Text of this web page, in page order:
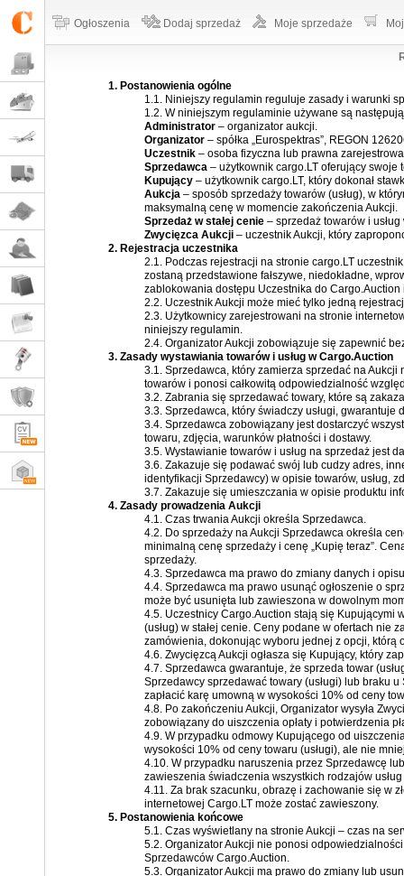
Ogłoszenia Dodaj sprzedaż Moje sprzedaże
1. Postanowienia ogólne
1.1. Niniejszy regulamin reguluje zasady i warunki
1.2. W niniejszym regulaminie używane są
Administrator – organizator aukcji.
Organizator – spółka „Eurospektras”, REGON
Uczestnik – osoba fizyczna lub prawna
Sprzedawca – użytkownik cargo.LT oferujący swoje
Kupujący – użytkownik cargo.LT, który dokonał
Aukcja – sposób sprzedaży towarów (usług), w
maksymalną cenę w momencie zakończenia Aukcji.
Sprzedaż w stałej cenie – sprzedaż towarów i
Zwycięzca Aukcji – uczestnik Aukcji, który
2. Rejestracja uczestnika
2.1. Podczas rejestracji na stronie cargo.LT
zostaną przedstawione fałszywe, niedokładne,
zablokowania dostępu Uczestnika do
2.2. Uczestnik Aukcji może mieć tylko jedną
2.3. Użytkownicy zarejestrowani na stronie
niniejszy regulamin.
2.4. Organizator Aukcji zobowiązuje się zapewnić
3. Zasady wystawiania towarów i usług w Cargo.Auction
3.1. Sprzedawca, który zamierza sprzedać na
towarów i ponosi całkowitą odpowiedzialność
3.2. Zabrania się sprzedawać towary, które są
3.3. Sprzedawca, który świadczy usługi,
3.4. Sprzedawca zobowiązany jest dostarczyć
towaru, zdjęcia, warunków płatności i dostawy.
3.5. Wystawianie towarów i usług na sprzedaż jest
3.6. Zakazuje się podawać swój lub cudzy adres,
identyfikacji Sprzedawcy) w opisie towarów, usług,
3.7. Zakazuje się umieszczania w opisie produktu
4. Zasady prowadzenia Aukcji
4.1. Czas trwania Aukcji określa Sprzedawca.
4.2. Do sprzedaży na Aukcji Sprzedawca określa
minimalną cenę sprzedaży i cenę „Kupię teraz”.
sprzedaży.
4.3. Sprzedawca ma prawo do zmiany danych i
4.4. Sprzedawca ma prawo usunąć ogłoszenie o
może być usunięta lub zawieszona w dowolnym
4.5. Uczestnicy Cargo.Auction stają się Kupującymi
(usług) w stałej cenie. Ceny podane w ofertach nie
zamówienia, dokonując wyboru jednej z opcji, którą
4.6. Zwycięzcą Aukcji ogłasza się Kupujący, który
4.7. Sprzedawca gwarantuje, że sprzeda towar
Sprzedawcy sprzedawać towary (usługi) lub braku
zapłacić karę umowną w wysokości 10% od ceny
4.8. Po zakończeniu Aukcji, Organizator wysyła
zobowiązany do uiszczenia opłaty i potwierdzenia
4.9. W przypadku odmowy Kupującego od
wysokości 10% od ceny towaru (usługi), ale nie
4.10. W przypadku naruszenia przez Sprzedawcę
zawieszenia świadczenia wszystkich rodzajów
4.11. Za brak szacunku, obrazę i zachowanie się w
internetowej Cargo.LT może zostać zawieszony.
5. Postanowienia końcowe
5.1. Czas wyświetlany na stronie Aukcji – czas na
5.2. Organizator Aukcji nie ponosi
Sprzedawców Cargo.Auction.
5.3. Organizator Aukcji ma prawo do zmiany lub